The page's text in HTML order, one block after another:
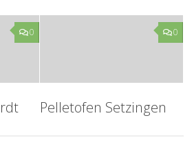
0 0
Pelletofen Setzingen